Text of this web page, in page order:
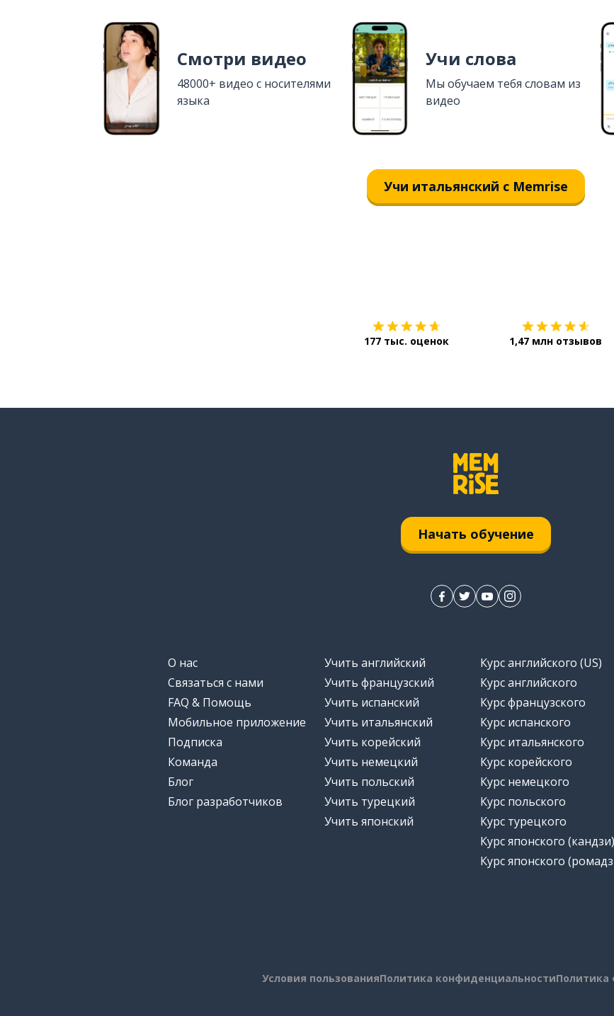
Смотри видео
48000+ видео с носителями
языка
Учи слова
Мы обучаем тебя словам из
видео
Учи итальянский с Memrise
177 тыс. оценок 1,47 млн отзывов
Начать обучение
О нас
Связаться с нами
FAQ & Помощь
Мобильное приложение
Подписка
Команда
Блог
Блог разработчиков
Учить английский
Учить французский
Учить испанский
Учить итальянский
Учить корейский
Учить немецкий
Учить польский
Учить турецкий
Учить японский
Курс английского (US)
Курс английского
Курс французского
Курс испанского
Курс итальянского
Курс корейского
Курс немецкого
Курс польского
Курс турецкого
Курс японского (кандзи)
Курс японского
Условия пользованияПолитика конфиденциальностиПолитика